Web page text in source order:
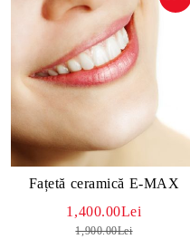
Fațetă ceramică E-MAX
1,400.00Lei
1,900.00Lei